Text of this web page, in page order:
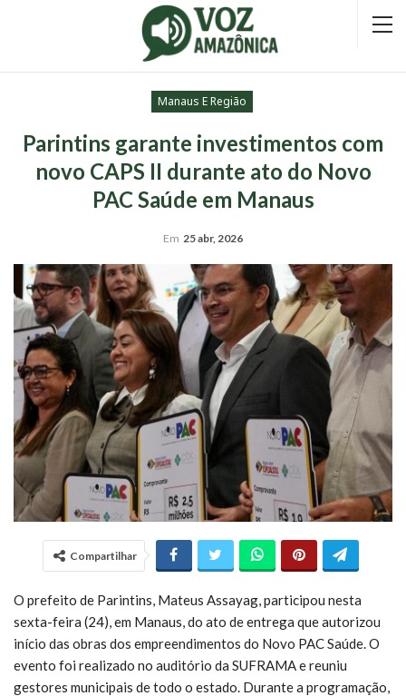
Manaus E Região
Parintins garante investimentos com
novo CAPS II durante ato do Novo
PAC Saúde em Manaus
Em 25 abr, 2026
Compartilhar
O prefeito de Parintins, Mateus Assayag, participou nesta
sexta-feira (24), em Manaus, do ato de entrega que autorizou
início das obras dos empreendimentos do Novo PAC Saúde. O
evento foi realizado no auditório da SUFRAMA e reuniu
gestores municipais de todo o estado. Durante a programação,